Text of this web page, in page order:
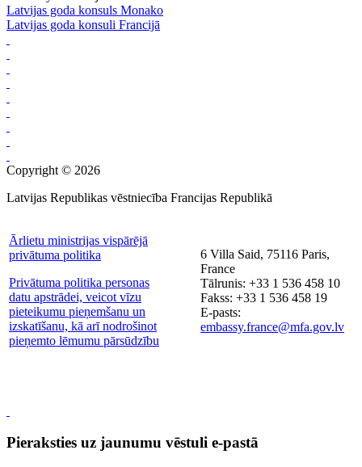
Latvijas goda konsuls Monako
Latvijas goda konsuli Francijā
Copyright © 2026
Latvijas Republikas vēstniecība Francijas Republikā
Ārlietu ministrijas vispārējā
privātuma politika
Privātuma politika personas
datu apstrādei, veicot vīzu
pieteikumu pieņemšanu un
izskatīšanu, kā arī nodrošinot
pieņemto lēmumu pārsūdzību
6 Villa Said, 75116 Paris,
France
Tālrunis: +33 1 536 458 10
Fakss: +33 1 536 458 19
E-pasts:
embassy.france@mfa.gov.lv
Pieraksties uz jaunumu vēstuli e-pastā